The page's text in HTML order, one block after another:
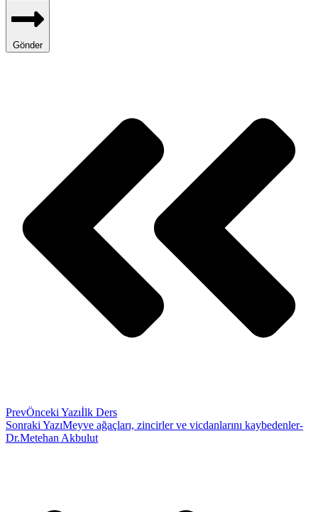
Gönder
PrevÖnceki Yazıİlk Ders
Sonraki YazıMeyve ağaçları, zincirler ve vicdanlarını kaybedenler-
Dr.Metehan Akbulut